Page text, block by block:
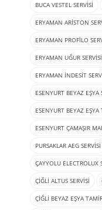
BUCA VESTEL SERVISI
ERYAMAN ARISTON
ERYAMAN PROFILO
ERYAMAN UĞUR SERVISI
ERYAMAN İNDESIT
ESENYURT BEYAZ EŞYA
ESENYURT BEYAZ EŞYA
ESENYURT ÇAMAŞIR
PURSAKLAR AEG SERVISI
ÇAYYOLU ELECTROLUX
ÇIĞLI ALTUS SERVISI
ÇIĞLI BEYAZ EŞYA